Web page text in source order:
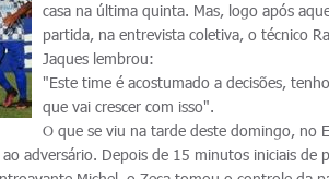
casa na última quinta. Mas, logo após
partida, na entrevista coletiva, o técnico
Jaques lembrou:
"Este time é acostumado a decisões,
que vai crescer com isso".
O que se viu na tarde deste domingo, no
adversário. Depois de 15 minutos iniciais de